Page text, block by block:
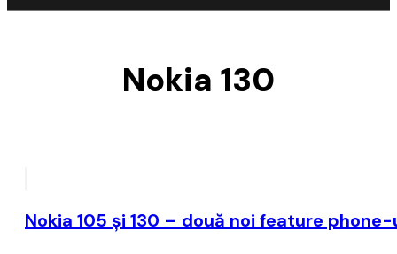
Nokia 130
Nokia 105 şi 130 – două noi feature